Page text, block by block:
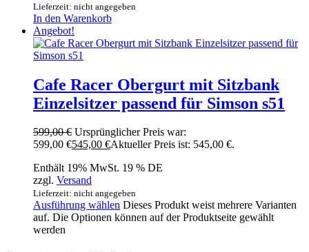
Lieferzeit: nicht angegeben
In den Warenkorb
Angebot!
Cafe Racer Obergurt mit Sitzbank
Einzelsitzer passend für Simson s51
599,00€ Ursprünglicher Preis war:
599,00 €545,00 €Aktueller Preis ist: 545,00 €.
Enthält 19% MwSt. 19 % DE
zzgl. Versand
Lieferzeit: nicht angegeben
Ausführung wählen Dieses Produkt weist mehrere Varianten
auf. Die Optionen können auf der Produktseite gewählt
werden